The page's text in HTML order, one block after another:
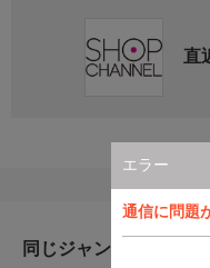
エラー
通信に問題
直
同じジャンルのおすす